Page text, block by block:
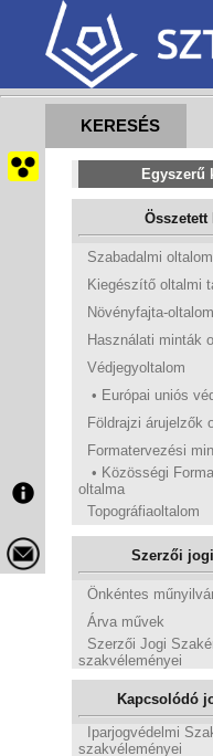
KERESÉS
Egyszerű
Összetett
Szabadalmi oltalom
Kiegészítő oltalmi
Növényfajta-oltalom
Használati minták
Védjegyoltalom
• Európai uniós
Földrajzi árujelzők
Formatervezési
• Közösségi
oltalma
Topográfiaoltalom
Szerzői
Önkéntes
Árva művek
Szerzői Jogi
szakvéleményei
Kapcsolódó
Iparjogvédelmi
szakvéleményei